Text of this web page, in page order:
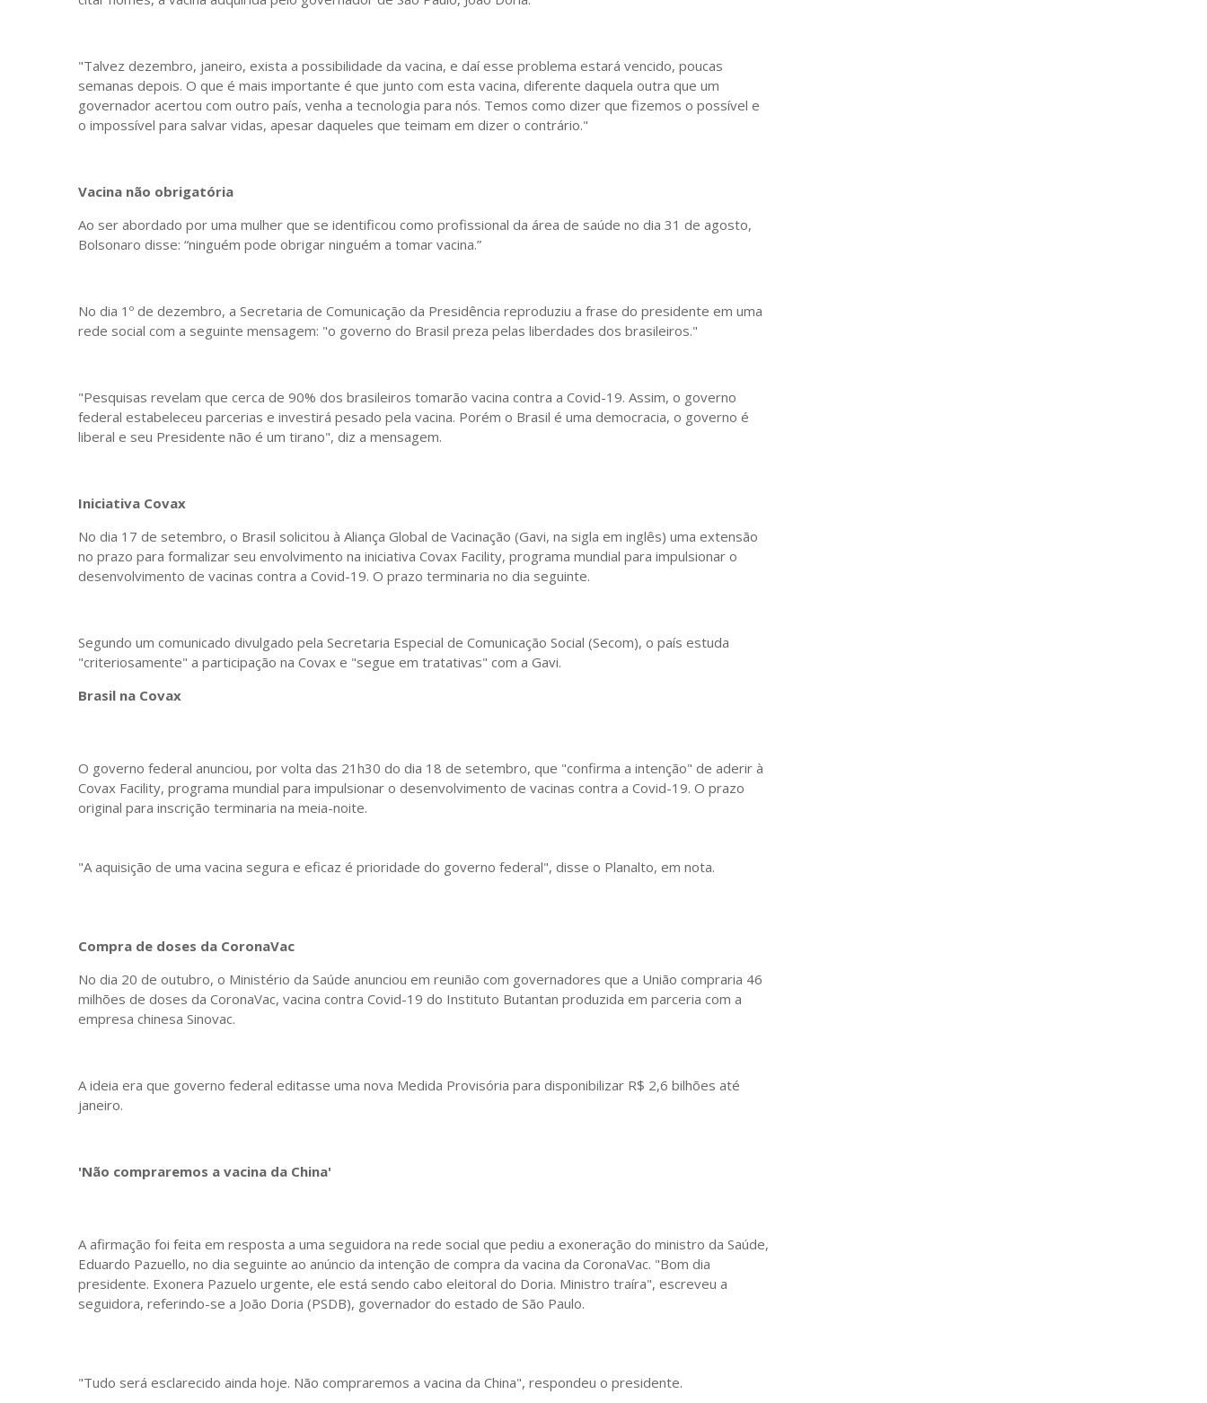
"Talvez dezembro, janeiro, exista a possibilidade da vacina, e daí esse problema estará vencido, poucas
semanas depois. O que é mais importante é que junto com esta vacina, diferente daquela outra que um
governador acertou com outro país, venha a tecnologia para nós. Temos como dizer que fizemos o possível e
o impossível para salvar vidas, apesar daqueles que teimam em dizer o contrário."
Vacina não obrigatória
Ao ser abordado por uma mulher que se identificou como profissional da área de saúde no dia 31 de agosto,
Bolsonaro disse: “ninguém pode obrigar ninguém a tomar vacina.”
No dia 1º de dezembro, a Secretaria de Comunicação da Presidência reproduziu a frase do presidente em uma
rede social com a seguinte mensagem: "o governo do Brasil preza pelas liberdades dos brasileiros."
"Pesquisas revelam que cerca de 90% dos brasileiros tomarão vacina contra a Covid-19. Assim, o governo
federal estabeleceu parcerias e investirá pesado pela vacina. Porém o Brasil é uma democracia, o governo é
liberal e seu Presidente não é um tirano", diz a mensagem.
Iniciativa Covax
No dia 17 de setembro, o Brasil solicitou à Aliança Global de Vacinação (Gavi, na sigla em inglês) uma extensão
no prazo para formalizar seu envolvimento na iniciativa Covax Facility, programa mundial para impulsionar o
desenvolvimento de vacinas contra a Covid-19. O prazo terminaria no dia seguinte.
Segundo um comunicado divulgado pela Secretaria Especial de Comunicação Social (Secom), o país estuda
"criteriosamente" a participação na Covax e "segue em tratativas" com a Gavi.
Brasil na Covax
O governo federal anunciou, por volta das 21h30 do dia 18 de setembro, que "confirma a intenção" de aderir à
Covax Facility, programa mundial para impulsionar o desenvolvimento de vacinas contra a Covid-19. O prazo
original para inscrição terminaria na meia-noite.
"A aquisição de uma vacina segura e eficaz é prioridade do governo federal", disse o Planalto, em nota.
Compra de doses da CoronaVac
No dia 20 de outubro, o Ministério da Saúde anunciou em reunião com governadores que a União compraria 46
milhões de doses da CoronaVac, vacina contra Covid-19 do Instituto Butantan produzida em parceria com a
empresa chinesa Sinovac.
A ideia era que governo federal editasse uma nova Medida Provisória para disponibilizar R$ 2,6 bilhões até
janeiro.
'Não compraremos a vacina da China'
A afirmação foi feita em resposta a uma seguidora na rede social que pediu a exoneração do ministro da Saúde,
Eduardo Pazuello, no dia seguinte ao anúncio da intenção de compra da vacina da CoronaVac. "Bom dia
presidente. Exonera Pazuelo urgente, ele está sendo cabo eleitoral do Doria. Ministro traíra", escreveu a
seguidora, referindo-se a João Doria (PSDB), governador do estado de São Paulo.
"Tudo será esclarecido ainda hoje. Não compraremos a vacina da China", respondeu o presidente.